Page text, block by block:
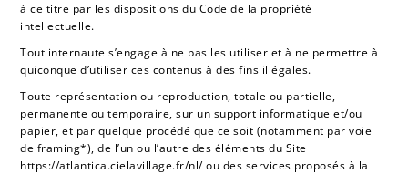
à ce titre par les dispositions du Code de la propriété
intellectuelle.
Tout internaute s’engage à ne pas les utiliser et à ne permettre à
quiconque d’utiliser ces contenus à des fins illégales.
Toute représentation ou reproduction, totale ou partielle,
permanente ou temporaire, sur un support informatique et/ou
papier, et par quelque procédé que ce soit (notamment par voie
de framing*), de l’un ou l’autre des éléments du Site
https://atlantica.cielavillage.fr/nl/ou des services proposés à la